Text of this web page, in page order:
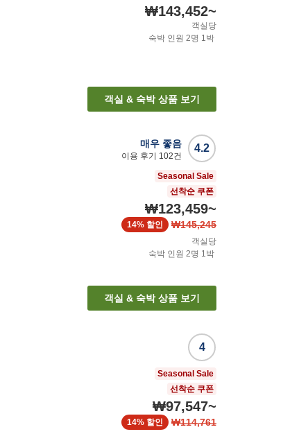
₩143,452~
객실당
숙박 인원 2명 1박
객실 & 숙박 상품 보기
4.2
매우 좋음
이용 후기 102건
Seasonal Sale
선착순 쿠폰
₩123,459~
₩145,245
14% 할인
객실당
숙박 인원 2명 1박
객실 & 숙박 상품 보기
4
Seasonal Sale
선착순 쿠폰
₩97,547~
₩114,761
14% 할인